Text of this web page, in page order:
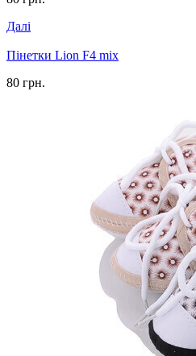
Далі
Пінетки Lion F4 mix
80 грн.